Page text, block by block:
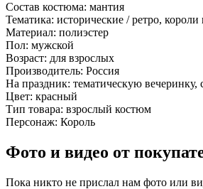
Состав костюма: мантия
Тематика: исторические / ретро,
Материал: полиэстер
Пол: мужской
Возраст: для взрослых
Производитель: Россия
На праздник: тематическую вечеринку,
Цвет: красный
Тип товара: взрослый костюм
Персонаж: Король
Фото и видео от
Пока никто не прислал нам фото или